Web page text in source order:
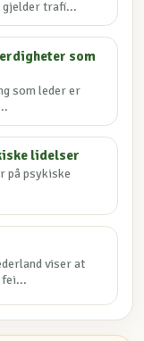
gjelder trafi...
som
som leder er
lidelser
på psykiske
viser at
fei...